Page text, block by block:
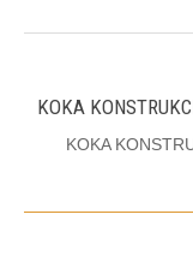
KOKA
KOKA